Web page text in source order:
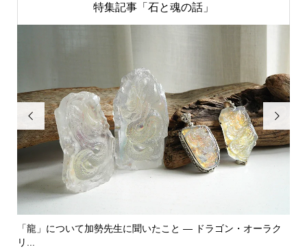
特集記事「石と魂の話」

「飾る」から「使う」へ。鉱物と植物が織りなす贅沢なフラワ
ーエ...
